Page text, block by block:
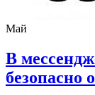
Май
В
безопасно